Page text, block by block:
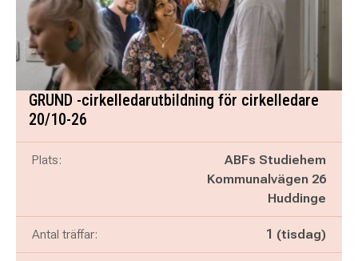
GRUND -cirkelledarutbildning för cirkelledare
20/10-26
Plats:
ABFs Studiehem
Kommunalvägen 26
Huddinge
Antal träffar: 1 (tisdag)